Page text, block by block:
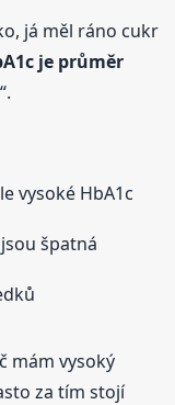
já měl ráno cukr
je průměr
vysoké HbA1c
špatná
mám vysoký
za tím stojí